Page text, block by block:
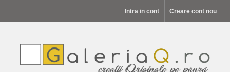
Intra in cont Creare cont nou